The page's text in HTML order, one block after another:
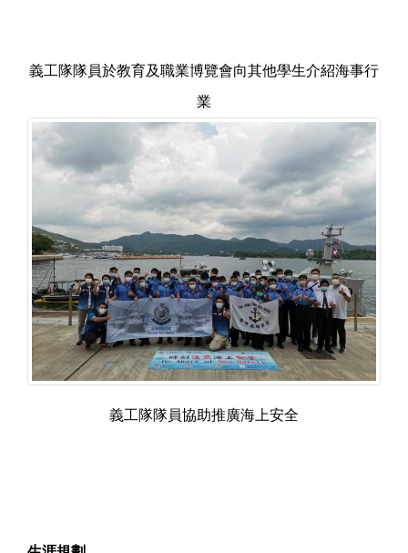
義工隊隊員於教育及職業博覽會向其他學生介紹海事行
業
義工隊隊員協助推廣海上安全